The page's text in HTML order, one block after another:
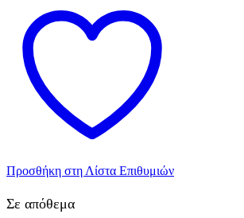
Almond
Καραμέλα,
1kg
ποσότητα
Προσθήκη στη Λίστα Επιθυμιών
Σε απόθεμα